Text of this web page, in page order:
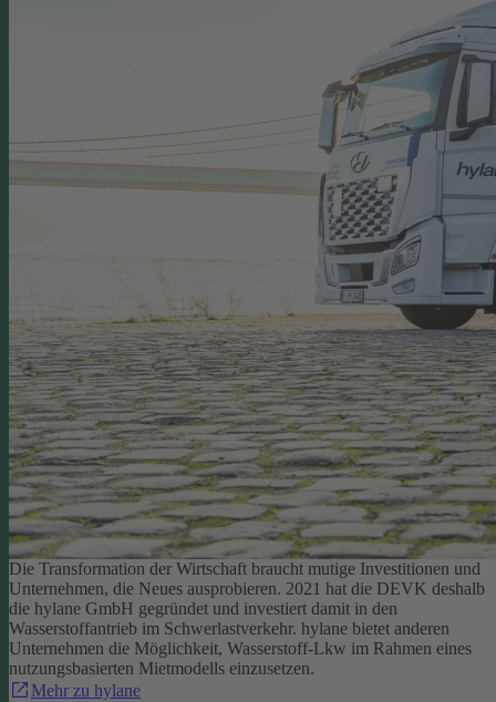
Die Transformation der Wirtschaft braucht mutige Investitionen und
Unternehmen, die Neues ausprobieren. 2021 hat die DEVK deshalb
die hylane GmbH gegründet und investiert damit in den
Wasserstoffantrieb im Schwerlastverkehr. hylane bietet anderen
Unternehmen die Möglichkeit, Wasserstoff-Lkw im Rahmen eines
nutzungsbasierten Mietmodells einzusetzen.
Mehr zu hylane